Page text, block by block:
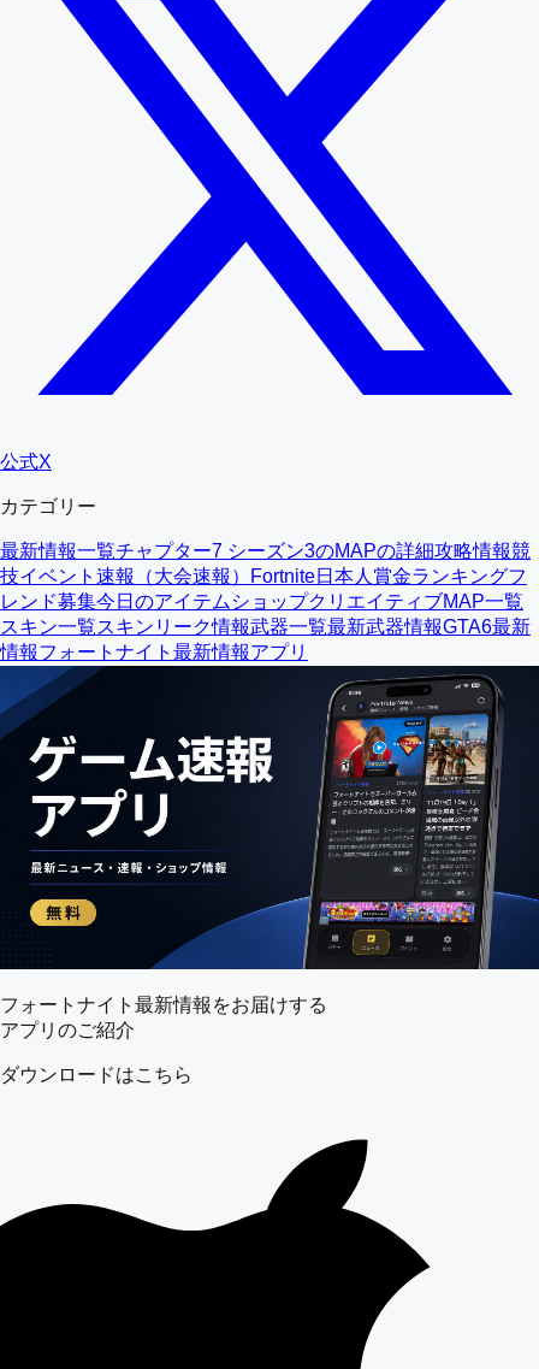
公式X
カテゴリー
最新情報一覧チャプター7 シーズン3のMAPの詳細攻略情報競
技イベント速報（大会速報）
Fortnite日本人賞金ランキングフ
レンド募集今日のアイテムショップクリエイティブMAP一覧
スキン一覧スキンリーク情報武器一覧最新武器情報GTA6最新
情報フォートナイト最新情報アプリ
フォートナイト最新情報をお届けする
アプリのご紹介
ダウンロードはこちら